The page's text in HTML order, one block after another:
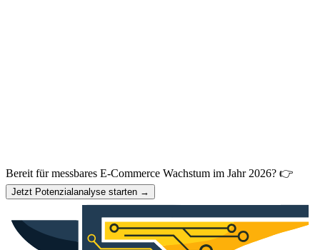
Bereit für messbares E-Commerce Wachstum im Jahr 2026? 👉
Jetzt Potenzialanalyse starten →